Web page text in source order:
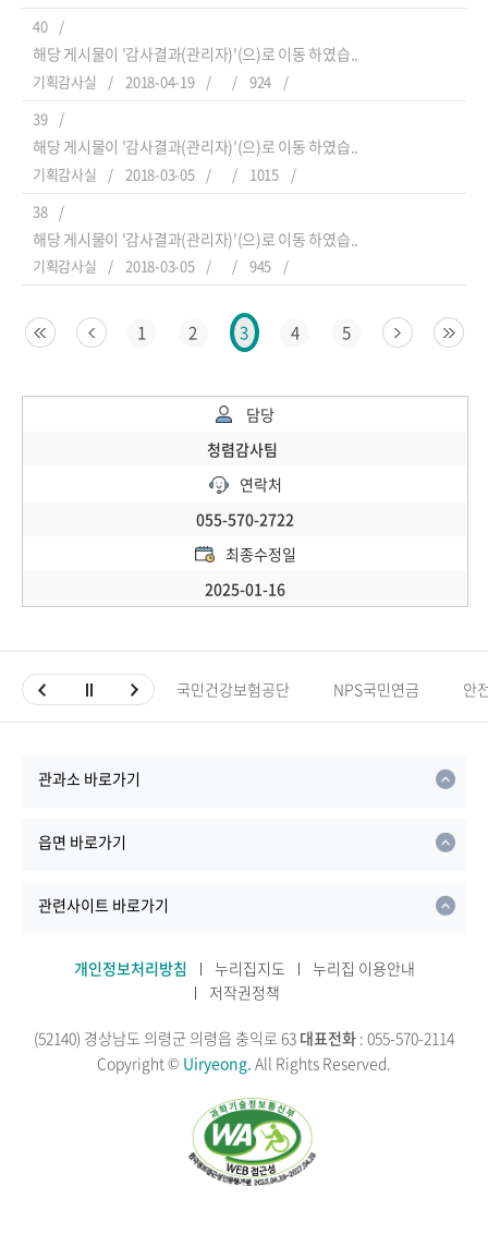
40
해당 게시물이 '감사결과(관리자)'(으)로 이동 하였습..
기획감사실 2018-04-19
924
39
해당 게시물이 '감사결과(관리자)'(으)로 이동 하였습..
기획감사실 2018-03-05
1015
38
해당 게시물이 '감사결과(관리자)'(으)로 이동 하였습..
기획감사실 2018-03-05 945
1 2 3 4 5
담당
청렴감사팀
연락처
055-570-2722
최종수정일
2025-01-16
국민건강보험공단 NPS국민연금 안
관과소 바로가기
읍면 바로가기
관련사이트 바로가기
개인정보처리방침 누리집지도
누리집 이용안내
저작권정책
(52140) 경상남도 의령군 의령읍 충익로 63 대표전화 : 055-570-2114
Copyright © Uiryeong. All Rights Reserved.